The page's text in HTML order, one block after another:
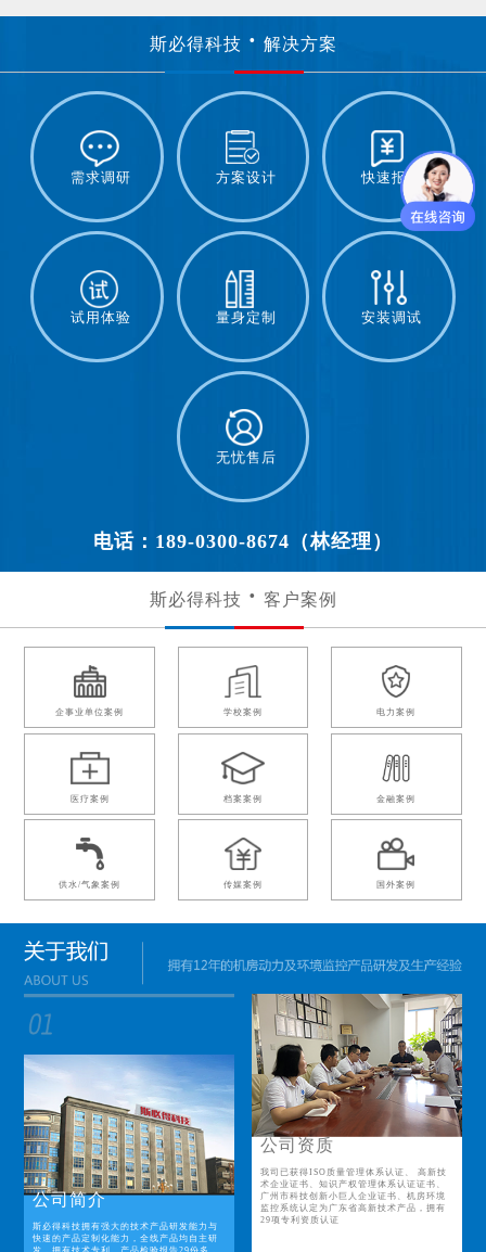
斯必得科技 解决方案
需求调研 方案设计 快速报价
试用体验 量身定制 安装调试
无忧售后
电话：189-0300-8674（林经理）
斯必得科技 客户案例
企事业单位案例 学校案例 电力案例
医疗案例 档案案例 金融案例
供水/气象案例 传媒案例 国外案例
公司简介
斯必得科技拥有强大的技术产品研发能力与
快速的产品定制化能力，全线产品均自主研
公司资质
我司已获得ISO质量管理体系认证、 高新技
术企业证书、知识产权管理体系认证证书、
广州市科技创新小巨人企业证书、机房环境
监控系统认定为广东省高新技术产品，拥有
29项专利资质认证